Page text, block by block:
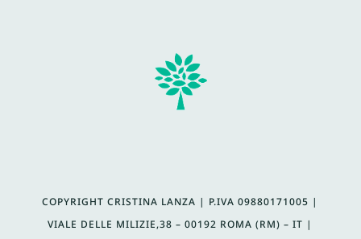
COPYRIGHT CRISTINA LANZA | P.IVA09880171005 |
VIALE DELLE MILIZIE,38 – 00192 ROMA (RM) – IT |